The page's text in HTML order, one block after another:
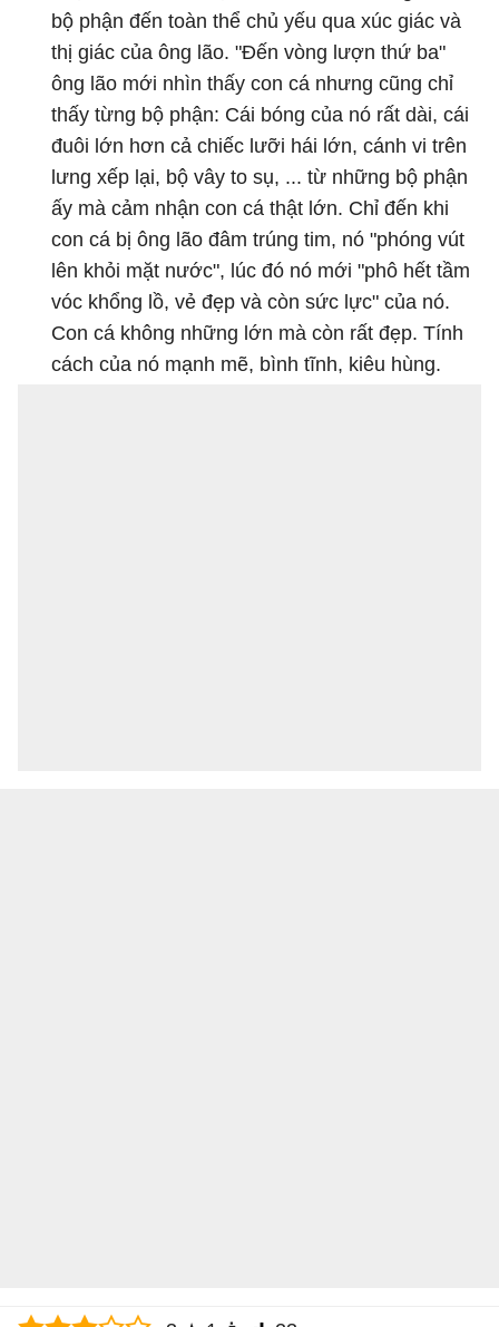
bộ phận đến toàn thể chủ yếu qua xúc giác và
thị giác của ông lão. "Đến vòng lượn thứ ba"
ông lão mới nhìn thấy con cá nhưng cũng chỉ
thấy từng bộ phận: Cái bóng của nó rất dài, cái
đuôi lớn hơn cả chiếc lưỡi hái lớn, cánh vi trên
lưng xếp lại, bộ vây to sụ, ... từ những bộ phận
ấy mà cảm nhận con cá thật lớn. Chỉ đến khi
con cá bị ông lão đâm trúng tim, nó "phóng vút
lên khỏi mặt nước", lúc đó nó mới "phô hết tầm
vóc khổng lồ, vẻ đẹp và còn sức lực" của nó.
Con cá không những lớn mà còn rất đẹp. Tính
cách của nó mạnh mẽ, bình tĩnh, kiêu hùng.